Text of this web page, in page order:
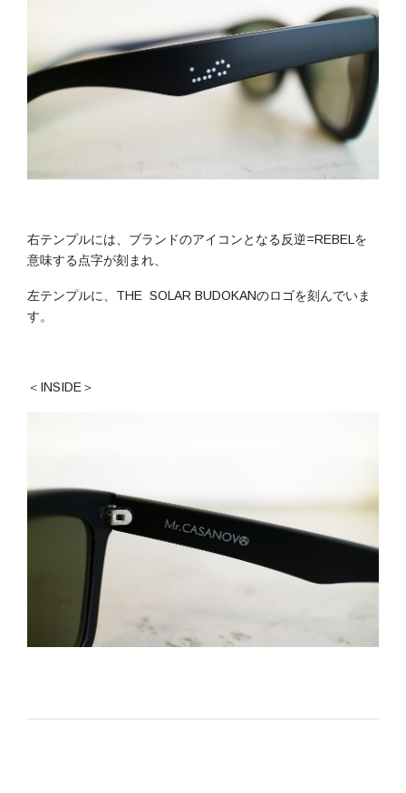
右テンプルには、ブランドのアイコンとなる反逆=REBELを
意味する点字が刻まれ、
左テンプルに、THE SOLAR BUDOKANのロゴを刻んでいま
す。
＜INSIDE＞